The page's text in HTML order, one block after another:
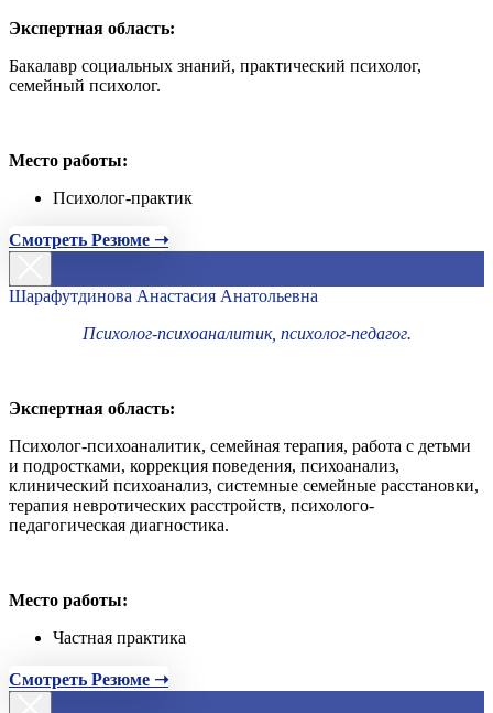
Экспертная область:
Бакалавр социальных знаний, практический психолог,
семейный психолог.
Место работы:
Психолог-практик
Смотреть Резюме ➝
Шарафутдинова Анастасия Анатольевна
Психолог-психоаналитик, психолог-педагог.
Экспертная область:
Психолог-психоаналитик, семейная терапия, работа с детьми
и подростками, коррекция поведения, психоанализ,
клинический психоанализ, системные семейные расстановки,
терапия невротических расстройств, психолого-
педагогическая диагностика.
Место работы:
Частная практика
Смотреть Резюме ➝